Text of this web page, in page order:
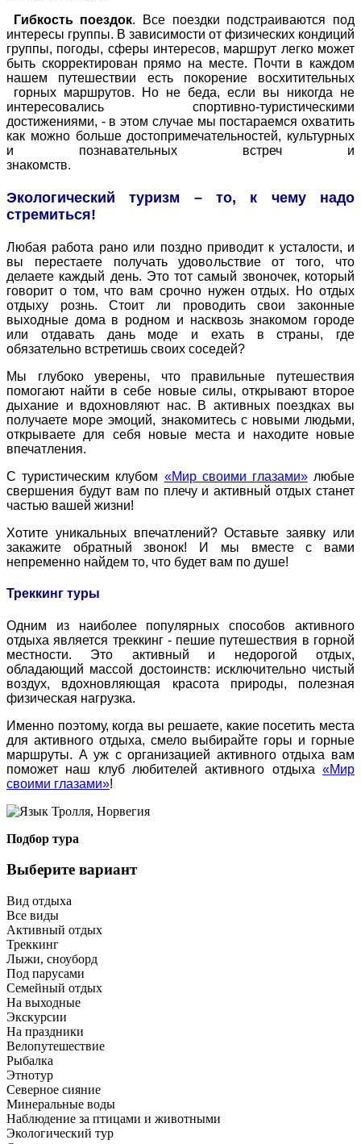
Гибкость поездок. Все поездки подстраиваются под
интересы группы. В зависимости от физических кондиций
группы, погоды, сферы интересов, маршрут легко может
быть скорректирован прямо на месте. Почти в каждом
нашем путешествии есть покорение восхитительных
горных маршрутов. Но не беда, если вы никогда не
интересовались спортивно-туристическими
достижениями, - в этом случае мы постараемся охватить
как можно больше достопримечательностей, культурных
и познавательных встреч и
знакомств.
Экологический туризм – то, к чему надо
стремиться!
Любая работа рано или поздно приводит к усталости, и
вы перестаете получать удовольствие от того, что
делаете каждый день. Это тот самый звоночек, который
говорит о том, что вам срочно нужен отдых. Но отдых
отдыху рознь. Стоит ли проводить свои законные
выходные дома в родном и насквозь знакомом городе
или отдавать дань моде и ехать в страны, где
обязательно встретишь своих соседей?
Мы глубоко уверены, что правильные путешествия
помогают найти в себе новые силы, открывают второе
дыхание и вдохновляют нас. В активных поездках вы
получаете море эмоций, знакомитесь с новыми людьми,
открываете для себя новые места и находите новые
впечатления.
С туристическим клубом «Мир своими глазами»любые
свершения будут вам по плечу и активный отдых станет
частью вашей жизни!
Хотите уникальных впечатлений? Оставьте заявку или
закажите обратный звонок! И мы вместе с вами
непременно найдем то, что будет вам по душе!
Треккинг туры
Одним из наиболее популярных способов активного
отдыха является треккинг - пешие путешествия в горной
местности. Это активный и недорогой отдых,
обладающий массой достоинств: исключительно чистый
воздух, вдохновляющая красота природы, полезная
физическая нагрузка.
Именно поэтому, когда вы решаете, какие посетить места
для активного отдыха, смело выбирайте горы и горные
маршруты. А уж с организацией активного отдыха вам
поможет наш клуб любителей активного отдыха «Мир
своими глазами»!
Подбор тура
Выберите вариант
Вид отдыха
Все виды
Активный отдых
Треккинг
Лыжи, сноуборд
Под парусами
Семейный отдых
На выходные
Экскурсии
На праздники
Велопутешествие
Рыбалка
Этнотур
Северное сияние
Минеральные воды
Наблюдение за птицами и животными
Экологический тур